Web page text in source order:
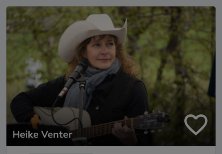
Heike Venter